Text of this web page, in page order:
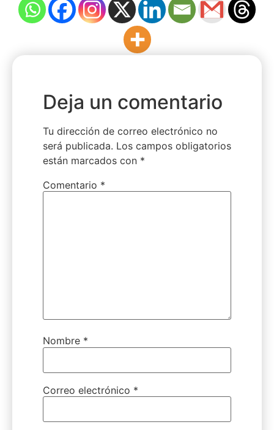
Deja un comentario
Tu dirección de correo electrónico no
será publicada. Los campos obligatorios
están marcados con *
Comentario *
Nombre *
Correo electrónico *